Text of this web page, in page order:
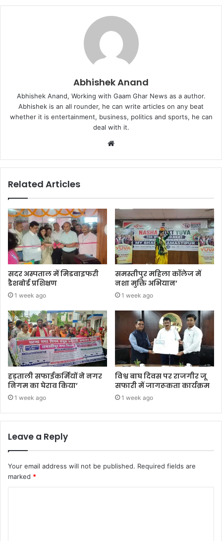
Abhishek Anand
Abhishek Anand, Working with Gaam Ghar News as a author.
Abhishek is an all rounder, he can write articles on any beat
whether it is entertainment, business, politics and sports, he can
deal with it.
Website
Related Articles
सदर अस्पताल में मिडवाइफरी
डैशबोर्ड प्रशिक्षण
1 week ago
समस्तीपुर महिला कॉलेज में
नशा मुक्ति अभियान’
1 week ago
हड़ताली सफाईकर्मियों ने नगर
निगम का घेराव किया’
1 week ago
विश्व बाघ दिवस पर राजगीर जू
सफारी में जागरूकता कार्यक्रम
1 week ago
Leave a Reply
Your email address will not be published. Required fields are
marked *